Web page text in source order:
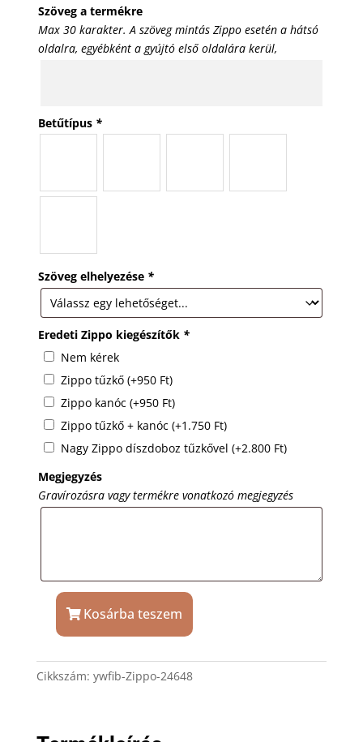
Szöveg a termékre
Max 30 karakter. A szöveg mintás Zippo esetén a hátsó
oldalra, egyébként a gyújtó első oldalára kerül,
Betűtípus *
Szöveg elhelyezése *
Eredeti Zippo kiegészítők *
Nem kérek
Zippo tűzkő (+950 Ft)
Zippo kanóc (+950 Ft)
Zippo tűzkő + kanóc (+1.750 Ft)
Nagy Zippo díszdoboz tűzkővel (+2.800 Ft)
Megjegyzés
Gravírozásra vagy termékre vonatkozó megjegyzés
24648
öngyújtó
ajándék
Kosárba teszem
Cikkszám: ywfib-Zippo-24648